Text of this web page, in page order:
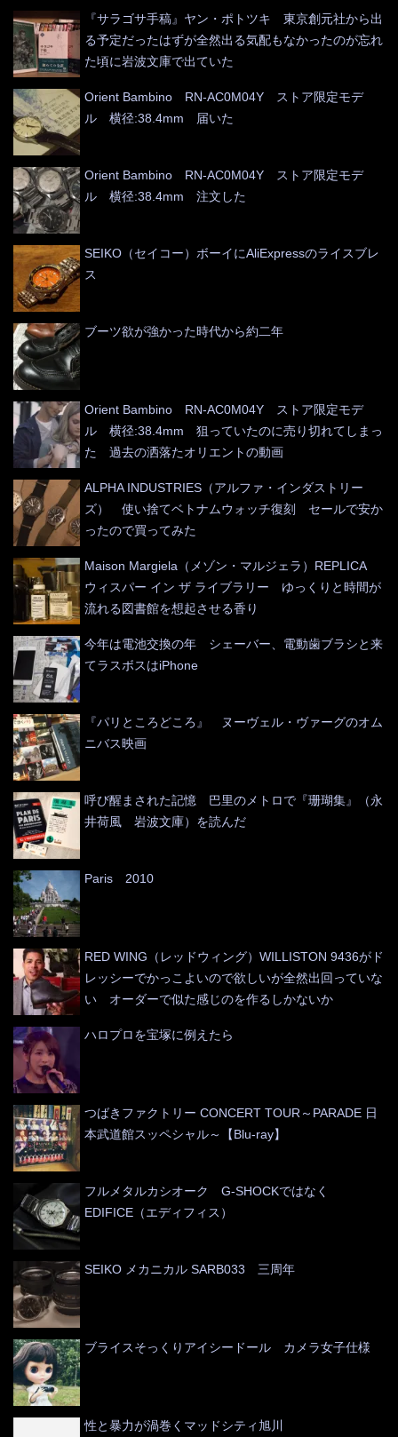
『サラゴサ手稿』ヤン・ポトツキ 東京創元社から出
る予定だったはずが全然出る気配もなかったのが忘れ
た頃に岩波文庫で出ていた
Orient Bambino RN-AC0M04Y ストア限定モデ
ル 横径:38.4mm 届いた
Orient Bambino RN-AC0M04Y ストア限定モデ
ル 横径:38.4mm 注文した
SEIKO（セイコー）ボーイにAliExpressのライスブレ
ス
ブーツ欲が強かった時代から約二年
Orient Bambino RN-AC0M04Y ストア限定モデ
ル 横径:38.4mm 狙っていたのに売り切れてしまっ
た 過去の洒落たオリエントの動画
ALPHA INDUSTRIES（アルファ・インダストリー
ズ） 使い捨てベトナムウォッチ復刻 セールで安か
ったので買ってみた
Maison Margiela（メゾン・マルジェラ）REPLICA
ウィスパー イン ザ ライブラリー ゆっくりと時間が
流れる図書館を想起させる香り
今年は電池交換の年 シェーバー、電動歯ブラシと来
てラスボスはiPhone
『パリところどころ』 ヌーヴェル・ヴァーグのオム
ニバス映画
呼び醒まされた記憶 巴里のメトロで『珊瑚集』（永
井荷風 岩波文庫）を読んだ
Paris 2010
RED WING（レッドウィング）WILLISTON 9436がド
レッシーでかっこよいので欲しいが全然出回っていな
い オーダーで似た感じのを作るしかないか
ハロプロを宝塚に例えたら
つばきファクトリー CONCERT TOUR～PARADE 日
本武道館スッペシャル～【Blu-ray】
フルメタルカシオーク G-SHOCKではなく
EDIFICE（エディフィス）
SEIKO メカニカル SARB033 三周年
ブライスそっくりアイシードール カメラ女子仕様
性と暴力が渦巻くマッドシティ旭川